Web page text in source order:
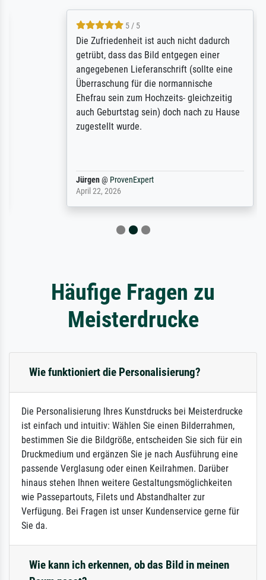
5 / 5
Die Zufriedenheit ist auch nicht dadurch
getrübt, dass das Bild entgegen einer
angegebenen Lieferanschrift (sollte eine
Überraschung für die normannische
Ehefrau sein zum Hochzeits- gleichzeitig
auch Geburtstag sein) doch nach zu Hause
zugestellt wurde.
@ProvenExpert
April 22, 2026
Häufige Fragen zu
Meisterdrucke
Wie funktioniert die Personalisierung?
Die Personalisierung Ihres Kunstdrucks bei Meisterdrucke
ist einfach und intuitiv: Wählen Sie einen Bilderrahmen,
bestimmen Sie die Bildgröße, entscheiden Sie sich für ein
Druckmedium und ergänzen Sie je nach Ausführung eine
passende Verglasung oder einen Keilrahmen. Darüber
hinaus stehen Ihnen weitere Gestaltungsmöglichkeiten
wie Passepartouts, Filets und Abstandhalter zur
Verfügung. Bei Fragen ist unser Kundenservice gerne für
Sie da.
Wie kann ich erkennen, ob das Bild in meinen